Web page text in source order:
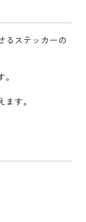
るステッカーの
す。